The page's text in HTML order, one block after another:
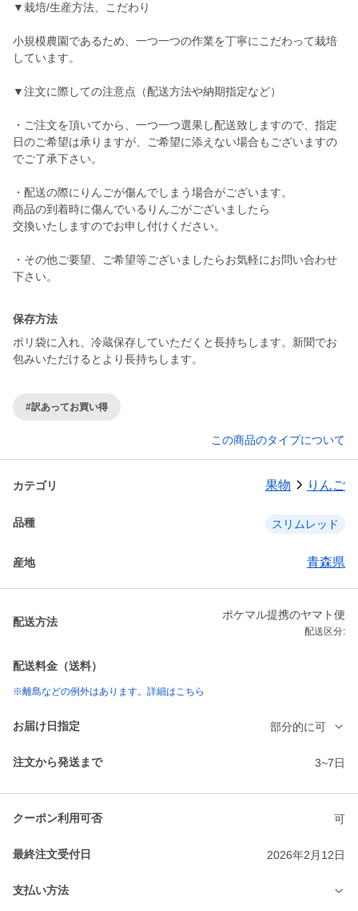
▼栽培/生産方法、こだわり
小規模農園であるため、一つ一つの作業を丁寧にこだわって栽培
しています。
▼注文に際しての注意点（配送方法や納期指定など）
・ご注文を頂いてから、一つ一つ選果し配送致しますので、指定
日のご希望は承りますが、ご希望に添えない場合もございますの
でご了承下さい。
・配送の際にりんごが傷んでしまう場合がございます。
商品の到着時に傷んでいるりんごがございましたら
交換いたしますのでお申し付けください。
・その他ご要望、ご希望等ございましたらお気軽にお問い合わせ
下さい。
保存方法
ポリ袋に入れ、冷蔵保存していただくと長持ちします。新聞でお
包みいただけるとより長持ちします。
#訳あってお買い得
この商品のタイプについて
カテゴリ 果物 りんご
品種 スリムレッド
産地 青森県
配送方法
ポケマル提携のヤマト便
配送区分:
配送料金（送料）
※離島などの例外はあります。詳細はこちら
お届け日指定 部分的に可
注文から発送まで 3~7日
クーポン利用可否 可
最終注文受付日 2026年2月12日
支払い方法